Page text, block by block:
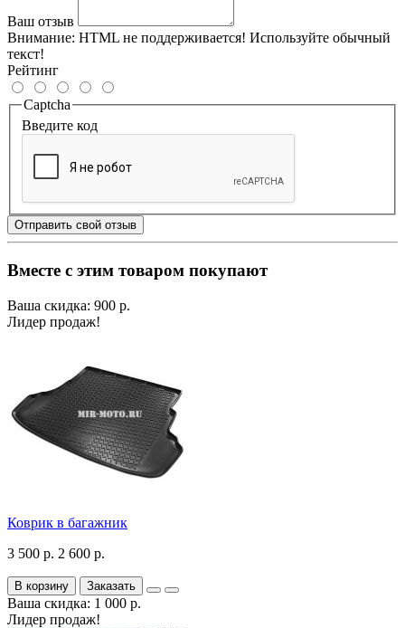
Ваш отзыв
Внимание: HTML не поддерживается! Используйте обычный
текст!
Рейтинг
Captcha
Введите код
Отправить свой отзыв
Вместе с этим товаром покупают
Ваша скидка: 900 р.
Лидер продаж!
Коврик в багажник
3 500 р. 2 600 р.
В корзину Заказать
Ваша скидка: 1 000 р.
Лидер продаж!